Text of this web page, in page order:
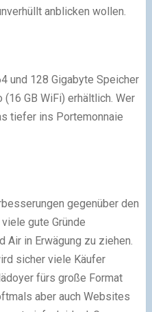
anblicken wollen.
und 128 Gigabyte Speicher
GB WiFi) erhältlich. Wer
tiefer ins Portemonnaie
gegenüber den
gute Gründe
Air in Erwägung zu ziehen.
sicher viele Käufer
fürs große Format
aber auch Websites